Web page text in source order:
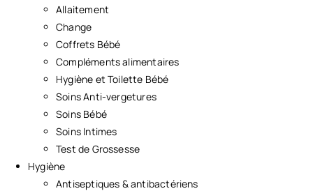
Allaitement
Change
Coffrets Bébé
Compléments alimentaires
Hygiène et Toilette Bébé
Soins Anti-vergetures
Soins Bébé
Soins Intimes
Test de Grossesse
Hygiène
Antiseptiques & antibactériens